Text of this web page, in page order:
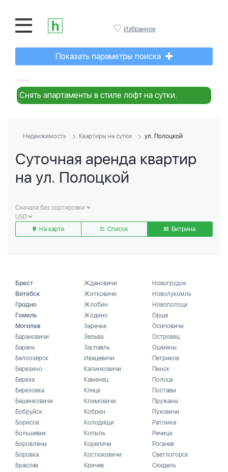
Избранное
Показать параметры поиска
Реклама:
Снять апартаменты в стиле лофт на сутки.
Недвижимость Квартиры на сутки ул. Полоцкой
Суточная аренда квартир
на ул. Полоцкой
Сначала без сортировки
USD
На карте
Список Витрина
Брест
Витебск
Гродно
Гомель
Могилев
Барановичи
Барань
Белоозёрск
Березино
Береза
Березовка
Бешенковичи
Бобруйск
Борисов
Большевик
Боровляны
Боровка
Браслав
Ждановичи
Житковичи
Жлобин
Жодино
Заречье
Зельва
Заславль
Ивацевичи
Калинковичи
Каменец
Клецк
Климовичи
Кобрин
Колодищи
Копыль
Кореличи
Костюковичи
Кричев
Новогрудок
Новолукомль
Новополоцк
Орша
Осиповичи
Островец
Ошмяны
Петриков
Пинск
Полоцк
Поставы
Пружаны
Пуховичи
Ратомка
Речица
Рогачев
Светлогорск
Скидель